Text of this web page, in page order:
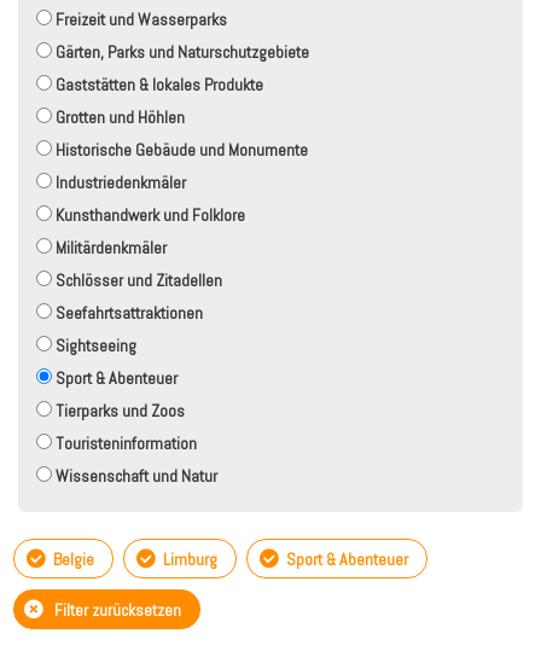
Freizeit und Wasserparks
Gärten, Parks und Naturschutzgebiete
Gaststätten & lokales Produkte
Grotten und Höhlen
Historische Gebäude und Monumente
Industriedenkmäler
Kunsthandwerk und Folklore
Militärdenkmäler
Schlösser und Zitadellen
Seefahrtsattraktionen
Sightseeing
Sport & Abenteuer
Tierparks und Zoos
Touristeninformation
Wissenschaft und Natur
Belgie Limburg Sport & Abenteuer
Filter zurücksetzen